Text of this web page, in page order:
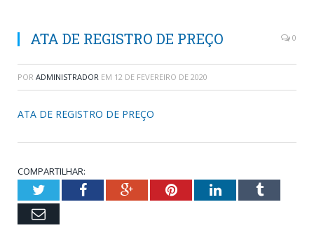
ATA DE REGISTRO DE PREÇO 0
POR ADMINISTRADOR EM 12 DE FEVEREIRO DE 2020
ATA DE REGISTRO DE PREÇO
COMPARTILHAR:
TwitterFacebookGoogle+PinterestLinkedInTumblr
Email